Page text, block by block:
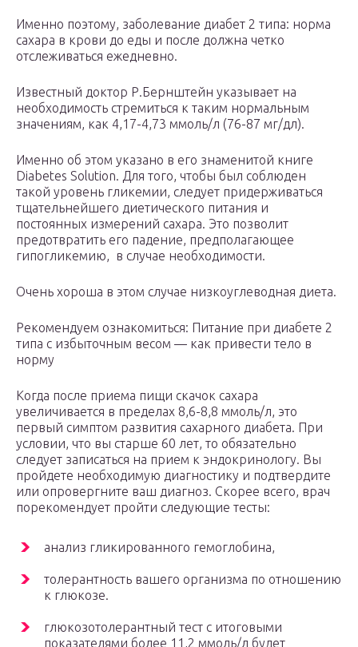
Именно поэтому, заболевание диабет 2 типа: норма
сахара в крови до еды и после должна четко
отслеживаться ежедневно.
Известный доктор Р.Бернштейн указывает на
необходимость стремиться к таким нормальным
значениям, как 4,17-4,73 ммоль/л (76-87 мг/дл).
Именно об этом указано в его знаменитой книге
Diabetes Solution. Для того, чтобы был соблюден
такой уровень гликемии, следует придерживаться
тщательнейшего диетического питания и
постоянных измерений сахара. Это позволит
предотвратить его падение, предполагающее
гипогликемию, в случае необходимости.
Очень хороша в этом случае низкоуглеводная диета.
Рекомендуем ознакомиться: Питание при диабете 2
типа с избыточным весом — как привести тело в
норму
Когда после приема пищи скачок сахара
увеличивается в пределах 8,6-8,8 ммоль/л, это
первый симптом развития сахарного диабета. При
условии, что вы старше 60 лет, то обязательно
следует записаться на прием к эндокринологу. Вы
пройдете необходимую диагностику и подтвердите
или опровергните ваш диагноз. Скорее всего, врач
порекомендует пройти следующие тесты:
анализ гликированного гемоглобина,
толерантность вашего организма по отношению
к глюкозе.
глюкозотолерантный тест с итоговыми
показателями более 11,2 ммоль/л будет